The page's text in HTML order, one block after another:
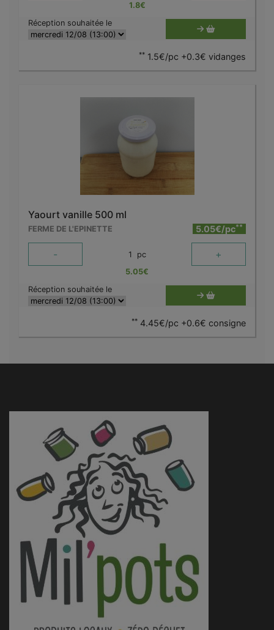
1.8€
Réception souhaitée le
** 1.5€/pc +0.3€ vidanges
Yaourt vanille 500 ml
FERME DE L'EPINETTE 5.05€/pc**
- 1 pc +
5.05€
Réception souhaitée le
** 4.45€/pc +0.6€ consigne